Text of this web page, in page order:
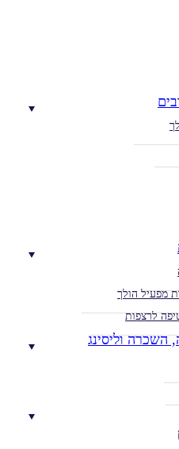
מפעיל הולך
לרצפות
השכרה וליסינג